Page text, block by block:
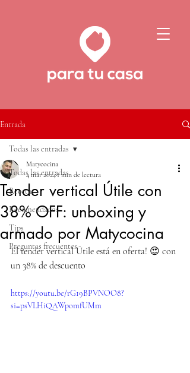
Entrada
Todas las entradas
Recetas
Recomendados
Tips
Preguntas frecuentes
Todas las entradas
Tender vertical Útile con
38% OFF: unboxing y
armado por Matycocina
Matycocina
4 mar 20241 min de lectura
El tender vertical Útile está en oferta! 😍 con
un 38% de descuento
https://youtu.be/rG19BPVNOO8?
si=psVLHiQAWpomfUMm